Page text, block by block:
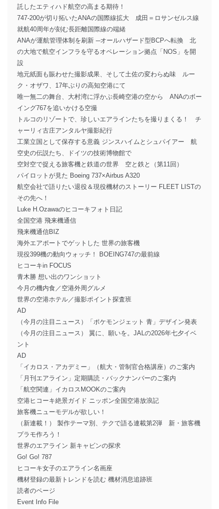
託したエティハド航空の高まる期待！
747-200が切り拓いたANAの国際線拡大 成田＝ロサンゼルス線
就航40周年が刻む長距離国際線の端緒
ANAが運航管理体制を刷新 ─オールハザード型BCPへ転換 北
の大地で航空インフラを守るオペレーション拠点「NOS」を開
設
地元紙面も賑わせた撮影成果、そして土佐の変わらぬ味 ルー
ク・オザワ、17年ぶりの高知空港にて
唯一無二の舞台、大村湾に浮かぶ長崎空港の空から ANAのボー
イング767を追いかける空撮
トルコのリゾートで、珍しいエアラインたちを撮りまくる！ チ
ャーリィ古庄アンタルヤ撮影紀行
工業立国として保存する意義 ジンスハイムとシュパイアー 航
空史の伝説たち、ドイツの技術博物館で
空対空で捉える旅客機と鉄道の世界 空と鉄と（第11回）
パイロットが見た Boeing 737×Airbus A320
航空会社で語りたい退役＆現役機材のストーリー FLEET LISTの
その先へ！
Luke H.Ozawaのヒコーキフォト日記
全国空港 飛来機通信
飛来機通信BIZ
海外エアポートでゲットした 世界の旅客機
現役399機の動向ウォッチ！ BOEING747の最前線
ヒコーキin FOCUS
青木勝 想い出のワンショット
今月の機内食／空港外周グルメ
世界の空港ホテル／撮影ポイント探査班
AD
（今月の注目ニュース）「ポケモンジェット 青」デザイン発表
（今月の注目ニュース） 翼に、願いを。JALの2026年七夕イベ
ント
AD
「イカロス・アカデミー」（航大・管制官合格講座）のご案内
「月刊エアライン」定期購読・バックナンバーのご案内
「航空関連」イカロスMOOKのご案内
空港ヒコーキ絶景ガイド ニッポン全国空港放浪記
旅客機ニューモデルが欲しい！
（新連載！） 製作テーマ別、テクで語る連載第2弾 新・旅客機
プラモ作ろう！
世界のエアライン 新キャビンの探求
Go! Go! 787
ヒコーキ女子のエアライン名画座
機材登録の最新トレンドを読む 機材消息追跡班
読者のページ
Event Info File